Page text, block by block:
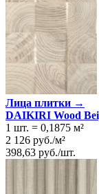
Лица плитки →
DAIKIRI Wood
1 шт. = 0,1875 м²
2 126 руб./м²
398,63 руб./шт.